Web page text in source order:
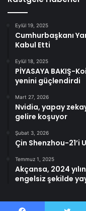
Eylül 19, 2025
Cumhurbaşkanı
Kabul Etti
Eylül 18, 2025
PİYASAYA BAKIŞ-
yenini güçlendirdi
Mart 27, 2026
Nvidia, yapay
gelire koşuyor
Şubat 3, 2026
Çin Shenzhou-21’i
Temmuz 1, 2025
Akçansa, 2024
engelsiz şekilde